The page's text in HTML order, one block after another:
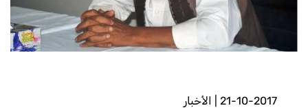
21-10-2017 الأخبار